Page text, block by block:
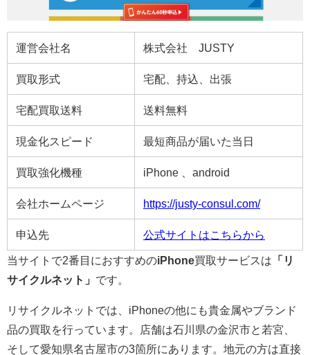
運営会社名 株式会社 JUSTY
買取形式 宅配、持込、出張
宅配買取送料 送料無料
現金化スピード 最短商品が届いた当日
買取強化機種 iPhone 、android
会社ホームページ https://justy-consul.com/
申込先 公式サイトはこちらから
当サイトで2番目におすすめのiPhone買取サービスは 「リ
サイクルネット」 です。
リサイクルネットでは、iPhoneの他にも貴金属やブランド
品の買取を行っています。店舗は石川県の金沢市と若宮、
そして愛知県名古屋市の3箇所にあります。地元の方は直接